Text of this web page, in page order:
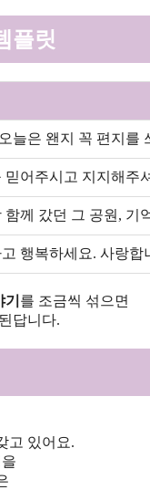
플릿
늘은 왠지 꼭 편지를
믿어주시고 지지해주
함께 갔던 그 공원, 기
행복하세요. 사랑합
를 조금씩 섞으면
답니다.
고 있어요.